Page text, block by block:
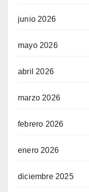
junio 2026
mayo 2026
abril 2026
marzo 2026
febrero 2026
enero 2026
diciembre 2025